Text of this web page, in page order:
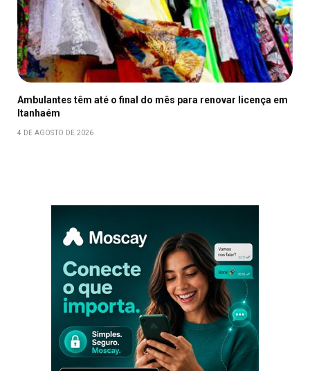
Ambulantes têm até o final do mês para renovar licença em
Itanhaém
4 DE AGOSTO DE 2026